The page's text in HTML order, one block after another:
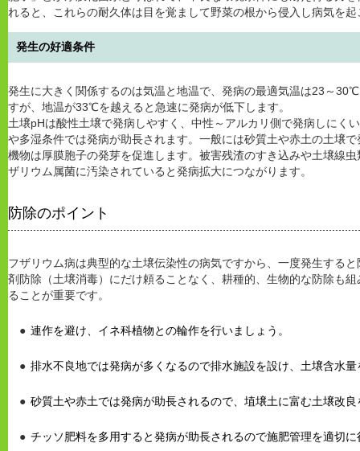
れると、これらの耐久体は目を覚まして野菜の根から侵入し病気を起
発生の好適条件
発生に大きく関係するのは気温と地温で、発病の最適気温は23～
すが、地温が33℃を越えると急速に発病が低下します。
土壌pHは酸性土壌で発病しやすく、中性～アルカリ側で発病しにく
や多湿条件では発病が助長されます。一般には砂質土や赤土の土壌
機物は厚膜胞子の発芽を促進します。被害残渣のすき込みや土壌線
ザリウム属菌に汚染されていると発病拡大につながります。
防除のポイント
フザリウム病は典型的な土壌伝染性の病気ですから、一度発生する
剤防除（土壌消毒）にだけ頼ることなく、耕種的、生物的な防除も
ることが重要です。
連作を避け、イネ科植物との輪作を行いましょう。
排水不良地では発病が多くなるので排水施設を設け、土壌含水
砂質土や赤土では発病が助長されるので、埴壌土に富む土壌改
チッソ肥料を多用すると発病が助長されるので施肥管理を適切